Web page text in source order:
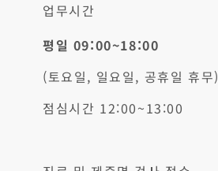
업무시간
평일 09:00~18:00
(토요일, 일요일, 공휴일 휴무)
점심시간 12:00~13:00